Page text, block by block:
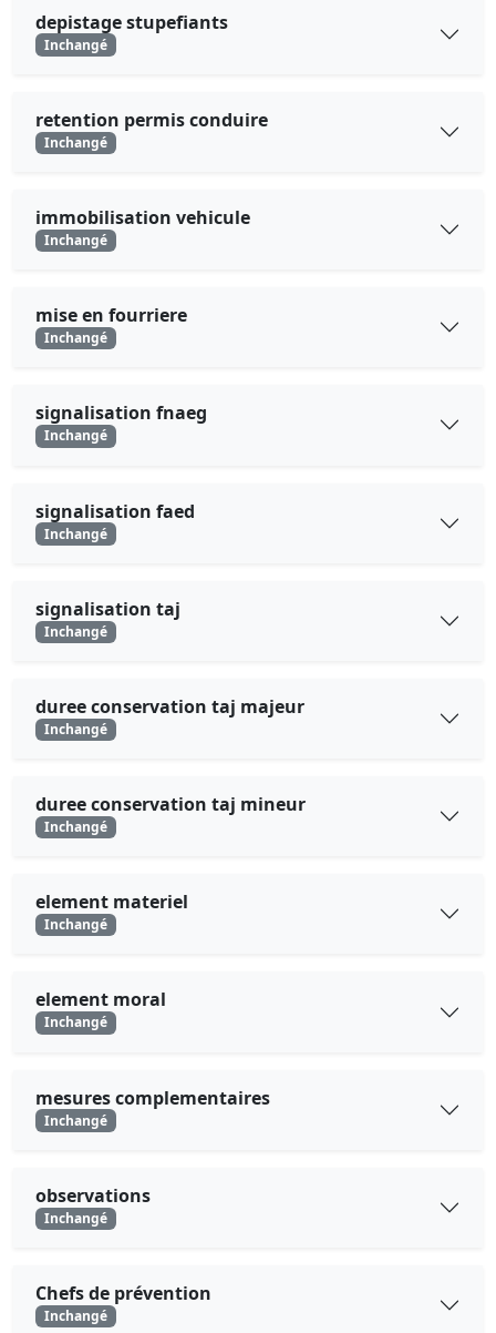
depistage stupefiants
Inchangé
retention permis conduire
Inchangé
immobilisation vehicule
Inchangé
mise en fourriere
Inchangé
signalisation fnaeg
Inchangé
signalisation faed
Inchangé
signalisation taj
Inchangé
duree conservation taj majeur
Inchangé
duree conservation taj mineur
Inchangé
element materiel
Inchangé
element moral
Inchangé
mesures complementaires
Inchangé
observations
Inchangé
Chefs de prévention
Inchangé